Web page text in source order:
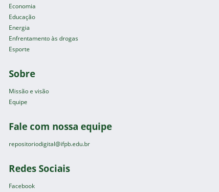
Economia
Educação
Energia
Enfrentamento às drogas
Esporte
Sobre
Missão e visão
Equipe
Fale com nossa equipe
repositoriodigital@ifpb.edu.br
Redes Sociais
Facebook